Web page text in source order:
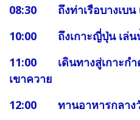
08:30 ถึงท่าเรือบางเบน
10:00 ถึงเกาะญี่ปุ่น เล่น
11:00 เดินทางสู่เกาะกำ
เขาควาย
12:00 ทานอาหารกลาง